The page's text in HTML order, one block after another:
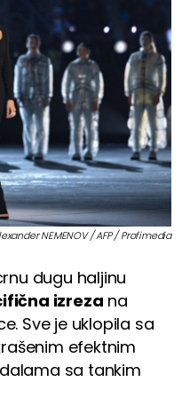
NEMENOV / AFP / Profimedia
dugu haljinu
izreza na
Sve je uklopila sa
efektnim
sa tankim